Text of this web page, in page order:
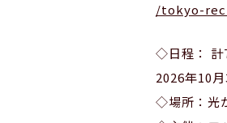
/tokyo-
◇日程： 計
2026年10
◇場所：光